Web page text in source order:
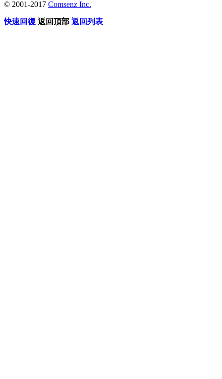
© 2001-2017 Comsenz Inc.
快速回復 返回頂部 返回列表